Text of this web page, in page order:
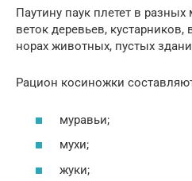
Паутину паук плетет в
веток деревьев,
норах животных, пустых
Рацион косиножки
муравьи;
мухи;
жуки;